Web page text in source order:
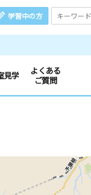
学習中の方
見学
よくある
ご質問